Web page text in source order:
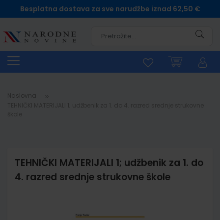
Besplatna dostava za sve narudžbe iznad 62,50 €
Naslovna
TEHNIČKI MATERIJALI 1; udžbenik za 1. do
4. razred srednje strukovne škole